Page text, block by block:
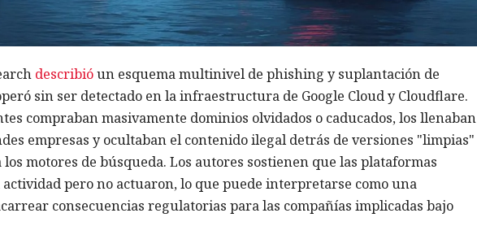
describióun esquema multinivel de phishing y suplantación de
sin ser detectado en la infraestructura de Google Cloud y Cloudflare.
compraban masivamente dominios olvidados o caducados, los llenaban
empresas y ocultaban el contenido ilegal detrás de versiones "limpias"
los motores de búsqueda. Los autores sostienen que las plataformas
pero no actuaron, lo que puede interpretarse como una
consecuencias regulatorias para las compañías implicadas bajo